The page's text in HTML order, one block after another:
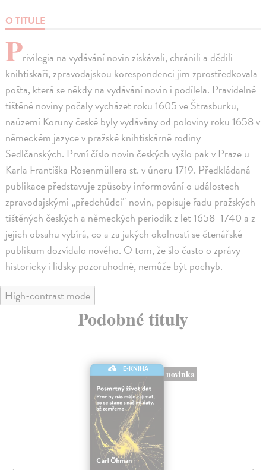
O TITULE
Privilegia na vydávání novin získávali, chránili a dědili
knihtiskaři, zpravodajskou korespondenci jim zprostředkovala
pošta, která se někdy na vydávání novin i podílela. Pravidelné
tištěné noviny počaly vycházet roku 1605 ve Štrasburku,
naúzemí Koruny české byly vydávány od poloviny roku 1658 v
německém jazyce v pražské knihtiskárně rodiny
Sedlčanských. První číslo novin českých vyšlo pak v Praze u
Karla Františka Rosenmüllera st. v únoru 1719. Předkládaná
publikace představuje způsoby informování o událostech
zpravodajskými „předchůdci“ novin, popisuje řadu pražských
tištěných českých a německých periodik z let 1658–1740 a z
jejich obsahu vybírá, co a za jakých okolností se čtenářské
publikum dozvídalo nového. O tom, že šlo často o zprávy
historicky i lidsky pozoruhodné, nemůže být pochyb.
High-contrast mode
Podobné tituly
E-KNIHA